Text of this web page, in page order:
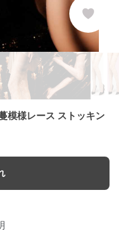
模様レース ストッキン